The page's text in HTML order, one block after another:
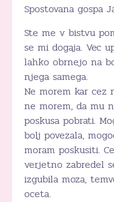
Spostovana gospa
Ste me v bistvu
se mi dogaja. Vec
lahko obrnejo na
njega samega.
Ne morem kar cez
ne morem, da mu
poskusa pobrati.
bolj povezala,
moram poskusiti.
verjetno zabredel
izgubila moza,
oceta.